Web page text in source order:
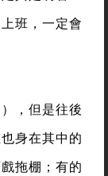
班，一定會
，但是往後
身在其中的
拖棚；有的